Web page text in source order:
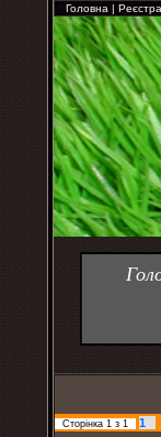
Головна |
Сторінка 1 з 1
1